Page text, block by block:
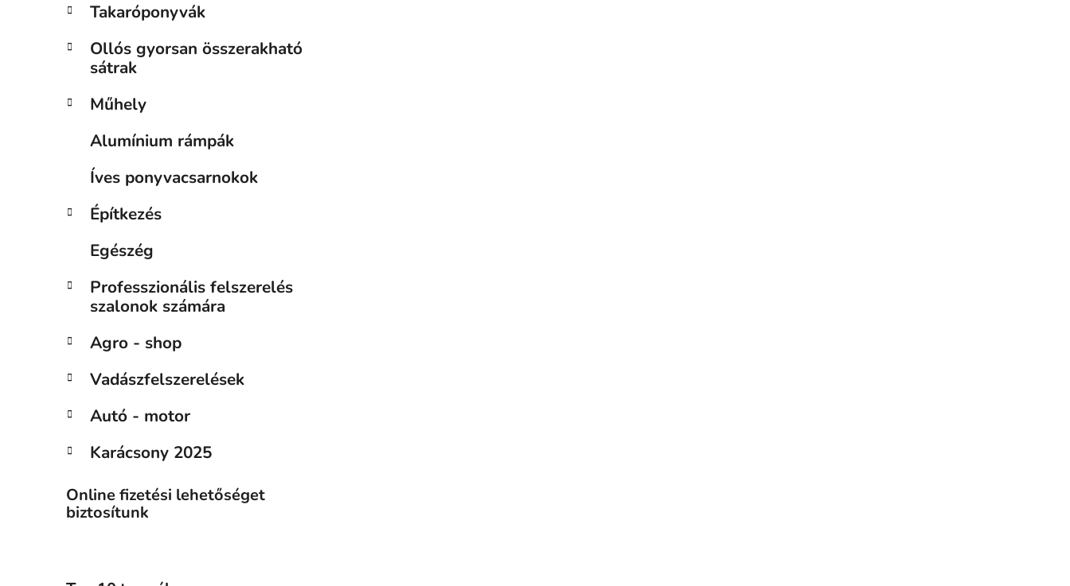
Takaróponyvák
Ollós gyorsan összerakható
sátrak
Műhely
Alumínium rámpák
Íves ponyvacsarnokok
Építkezés
Egészég
Professzionális felszerelés
szalonok számára
Agro - shop
Vadászfelszerelések
Autó - motor
Karácsony 2025
Online fizetési lehetőséget
biztosítunk